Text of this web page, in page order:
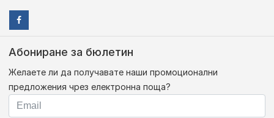
Абониране за бюлетин
Желаете ли да получавате наши промоционални
предложения чрез електронна поща?